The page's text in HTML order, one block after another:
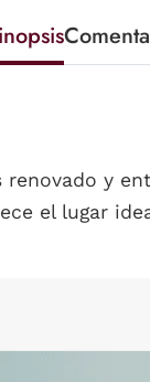
y
el lugar